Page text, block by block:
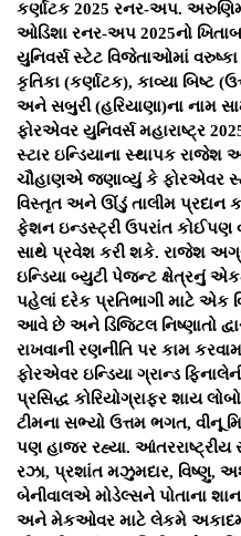
કર્ણાટક 2025 રનર-અપ.
ઓડિશા રનર-અપ 2025નો
યુનિવર્સ સ્ટેટ વિજેતાઓમાં
કૃતિકા (કર્ણાટક), કાવ્યા બિષ્ટ
અને સબુરી (હરિયાણા)ના નામ
ફોરએવર યુનિવર્સ મહારાષ્ટ્ર
સ્ટાર ઇન્ડિયાના સ્થાપક રાજેશ
ચૌહાણએ જણાવ્યું કે ફોરએવર
વિસ્તૃત અને ઊંડું તાલીમ પ્રદાન
ફેશન ઇન્ડસ્ટ્રી ઉપરાંત કોઈપણ
સાથે પ્રવેશ કરી શકે. રાજેશ
ઇન્ડિયા બ્યુટી પેજન્ટ ક્ષેત્રનું
પહેલાં દરેક પ્રતિભાગી માટે એક
આવે છે અને ડિજિટલ નિષ્ણાતો
રાખવાની રણનીતિ પર કામ
ફોરએવર ઇન્ડિયા ગ્રાન્ડ
પ્રસિદ્ધ કોરિયોગ્રાફર શાય
ટીમના સભ્યો ઉત્તમ ભગત, વીનૂ
પણ હાજર રહ્યા. આંતરરાષ્ટ્રીય
રઝા, પ્રશાંત મઝુમદાર, વિષ્ણુ,
બેનીવાલએ મોડેલ્સને પોતાના
અને મેકઓવર માટે લેકમે